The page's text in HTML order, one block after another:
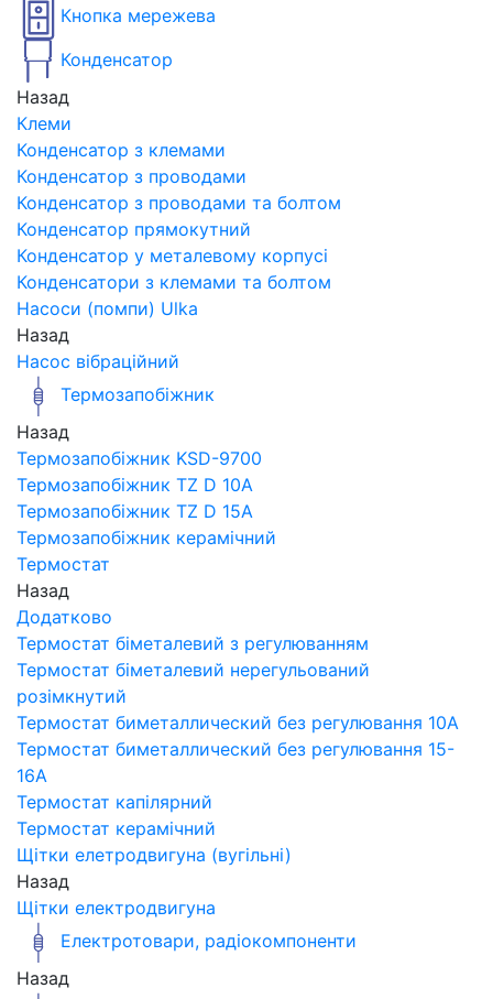
Кнопка мережева
Конденсатор
Назад
Клеми
Конденсатор з клемами
Конденсатор з проводами
Конденсатор з проводами та болтом
Конденсатор прямокутний
Конденсатор у металевому корпусі
Конденсатори з клемами та болтом
Насоси (помпи) Ulka
Назад
Насос вібраційний
Термозапобіжник
Назад
Термозапобіжник KSD-9700
Термозапобіжник TZ D 10A
Термозапобіжник TZ D 15A
Термозапобіжник керамічний
Термостат
Назад
Додатково
Термостат біметалевий з регулюванням
Термостат біметалевий нерегульований
розімкнутий
Термостат биметаллический без регулювання 10A
Термостат биметаллический без регулювання 15-
16A
Термостат капілярний
Термостат керамічний
Щітки елетродвигуна (вугільні)
Назад
Щітки електродвигуна
Електротовари, радіокомпоненти
Назад